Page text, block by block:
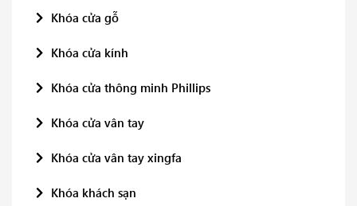
Khóa cửa gỗ
Khóa cửa kính
Khóa cửa thông minh Phillips
Khóa cửa vân tay
Khóa cửa vân tay xingfa
Khóa khách sạn